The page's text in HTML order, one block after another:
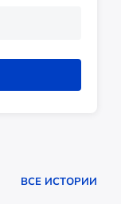
ВСЕ ИСТОРИИ